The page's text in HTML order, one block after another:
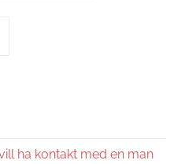
ha kontakt med en man